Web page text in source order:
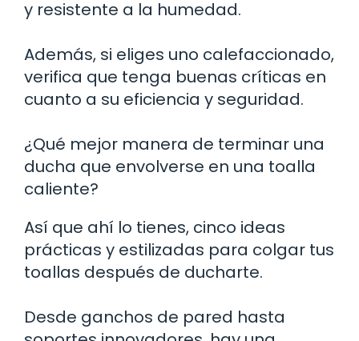
y resistente a la humedad.
Además, si eliges uno calefaccionado,
verifica que tenga buenas críticas en
cuanto a su eficiencia y seguridad.
¿Qué mejor manera de terminar una
ducha que envolverse en una toalla
caliente?
Así que ahí lo tienes, cinco ideas
prácticas y estilizadas para colgar tus
toallas después de ducharte.
Desde ganchos de pared hasta